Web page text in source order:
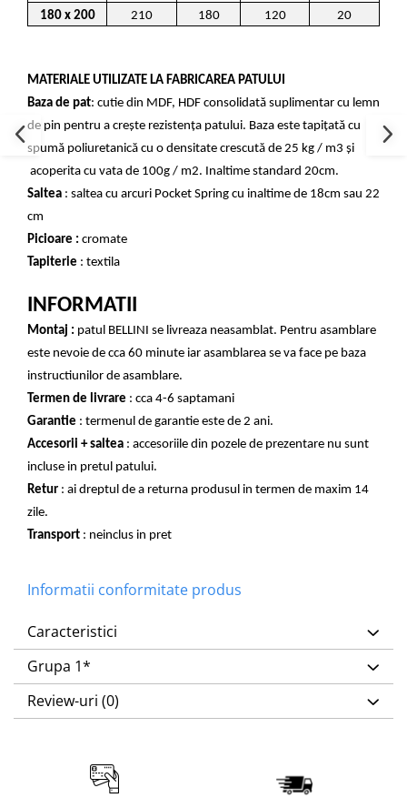
180 x 200
210 180 120 20
MATERIALE UTILIZATE LA FABRICAREA PATULUI
Baza de pat: cutie din MDF, HDF consolidată suplimentar cu lemn
de pin pentru a crește rezistența patului. Baza este tapițată cu
spumă poliuretanică cu o densitate crescută de 25 kg / m3 și
acoperita cu vata de 100g / m2. Inaltime standard 20cm.
Saltea : saltea cu arcuri Pocket Spring cu inaltime de 18cm sau 22
cm
Picioare : cromate
Tapiterie : textila
INFORMATII
Montaj : patul BELLINI se livreaza neasamblat. Pentru asamblare
este nevoie de cca 60 minute iar asamblarea se va face pe baza
instructiunilor de asamblare.
Termen de livrare : cca 4-6 saptamani
Garantie : termenul de garantie este de 2 ani.
Accesorii + saltea : accesoriile din pozele de prezentare nu sunt
incluse in pretul patului.
Retur : ai dreptul de a returna produsul in termen de maxim 14
zile.
Transport : neinclus in pret
Informatii conformitate produs
Caracteristici
Grupa 1*
Review-uri (0)